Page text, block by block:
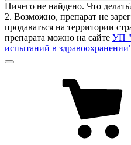
Ничего не найдено. Что
2. Возможно, препарат не
продаваться на территории
препарата можно на сайте УП
испытаний в